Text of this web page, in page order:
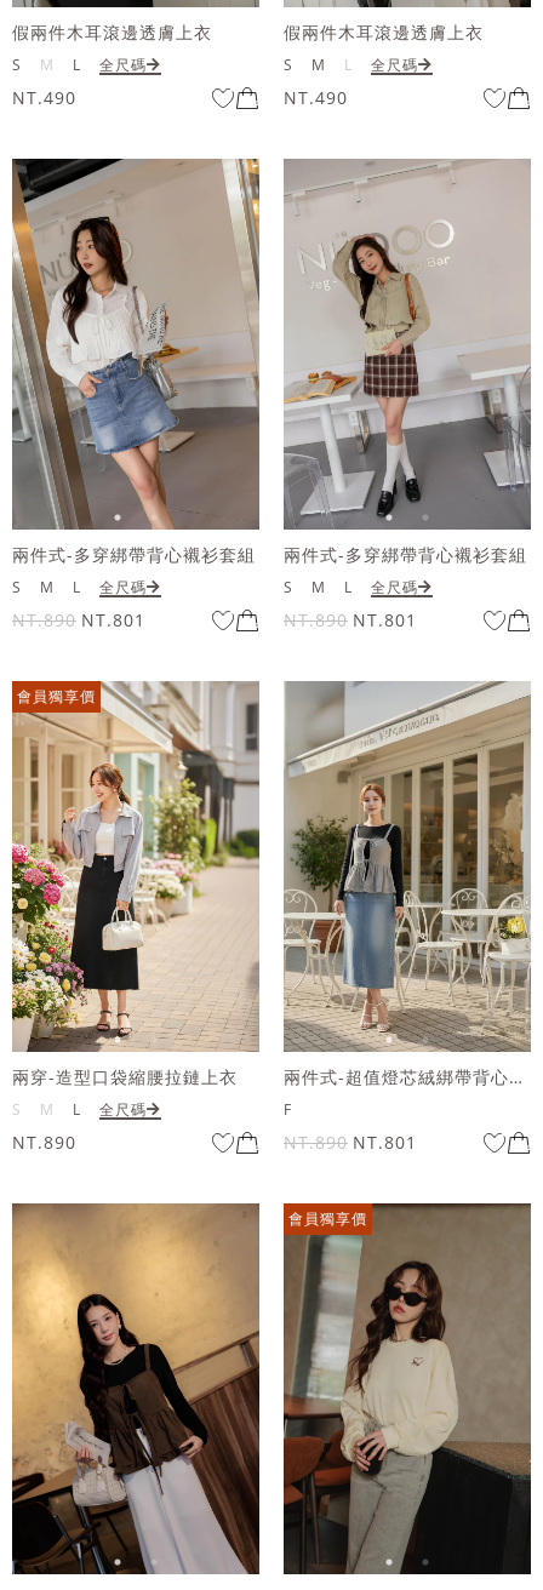
假兩件木耳滾邊透膚上衣
S M L 全尺碼
NT.490
假兩件木耳滾邊透膚上衣
S M L 全尺碼
NT.490
兩件式-多穿綁帶背心襯衫套組
S M L 全尺碼
NT.890 NT.801
兩件式-多穿綁帶背心襯衫套組
S M L 全尺碼
NT.890 NT.801
會員獨享價
兩穿-造型口袋縮腰拉鏈上衣
S M L 全尺碼
NT.890
兩件式-超值燈芯絨綁帶背心套組
F
NT.890 NT.801
會員獨享價